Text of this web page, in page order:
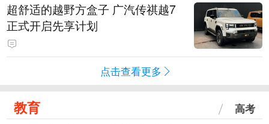
超舒适的越野方盒子 广汽传祺越7
正式开启先享计划
点击查看更多
教育 高考